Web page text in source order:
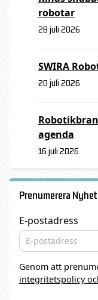
robotar
28 juli 2026
SWIRA
20 juli 2026
agenda
16 juli 2026
Prenumerera
E-postadress
Genom att
integritetspolicy